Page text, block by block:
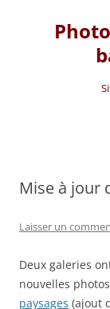
Mise à jour
Laisser un
Deux galeries
nouvelles
paysages (ajout